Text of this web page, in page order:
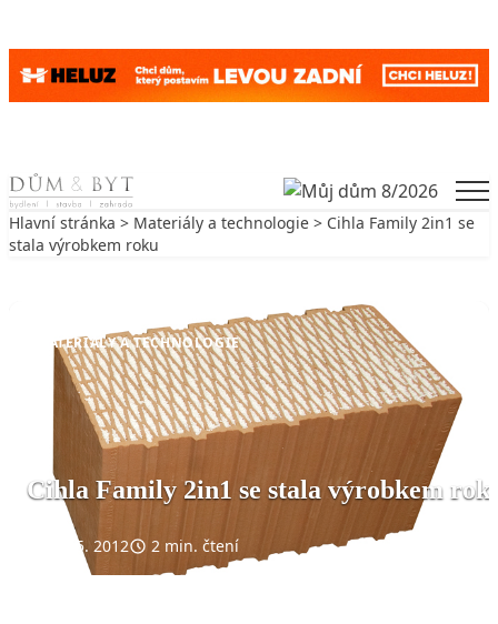
Skip to content
Hlavní stránka > Materiály a technologie > Cihla Family 2in1 se
stala výrobkem roku
MATERIÁLY A TECHNOLOGIE
Cihla Family 2in1 se stala výrobkem
17. 5. 2012 2 min. čtení